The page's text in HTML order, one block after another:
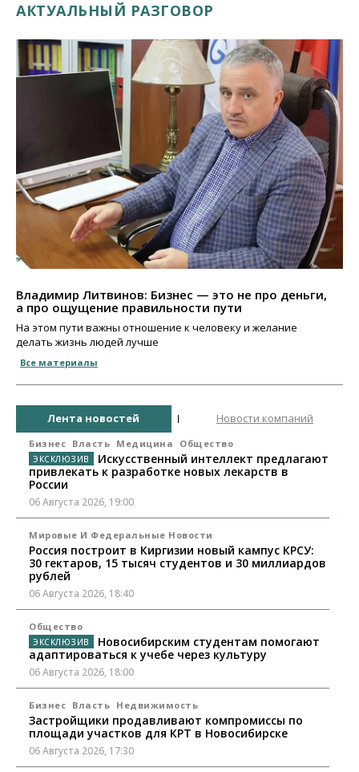
АКТУАЛЬНЫЙ РАЗГОВОР
Владимир Литвинов: Бизнес — это не про деньги,
а про ощущение правильности пути
На этом пути важны отношение к человеку и желание
делать жизнь людей лучше
Все материалы
Лента новостей Новости компаний
Бизнес Власть Медицина Общество
Искусственный интеллект предлагают
привлекать к разработке новых лекарств в
России
06 Августа 2026, 19:00
Мировые И Федеральные Новости
Россия построит в Киргизии новый кампус КРСУ:
30 гектаров, 15 тысяч студентов и 30 миллиардов
рублей
06 Августа 2026, 18:40
Общество
Новосибирским студентам помогают
адаптироваться к учебе через культуру
06 Августа 2026, 18:00
Бизнес Власть Недвижимость
Застройщики продавливают компромиссы по
площади участков для КРТ в Новосибирске
06 Августа 2026, 17:30